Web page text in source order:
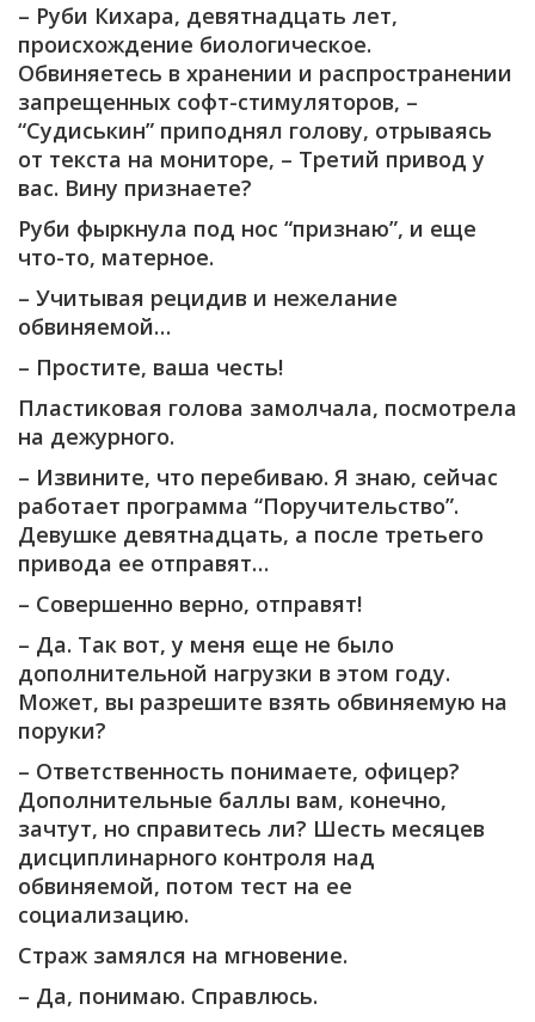
– Руби Кихара, девятнадцать лет,
происхождение биологическое.
Обвиняетесь в хранении и распространении
запрещенных софт-стимуляторов, –
“Судиськин” приподнял голову, отрываясь
от текста на мониторе, – Третий привод у
вас. Вину признаете?
Руби фыркнула под нос “признаю”, и еще
что-то, матерное.
– Учитывая рецидив и нежелание
обвиняемой…
– Простите, ваша честь!
Пластиковая голова замолчала, посмотрела
на дежурного.
– Извините, что перебиваю. Я знаю, сейчас
работает программа “Поручительство”.
Девушке девятнадцать, а после третьего
привода ее отправят…
– Совершенно верно, отправят!
– Да. Так вот, у меня еще не было
дополнительной нагрузки в этом году.
Может, вы разрешите взять обвиняемую на
поруки?
– Ответственность понимаете, офицер?
Дополнительные баллы вам, конечно,
зачтут, но справитесь ли? Шесть месяцев
дисциплинарного контроля над
обвиняемой, потом тест на ее
социализацию.
Страж замялся на мгновение.
– Да, понимаю. Справлюсь.